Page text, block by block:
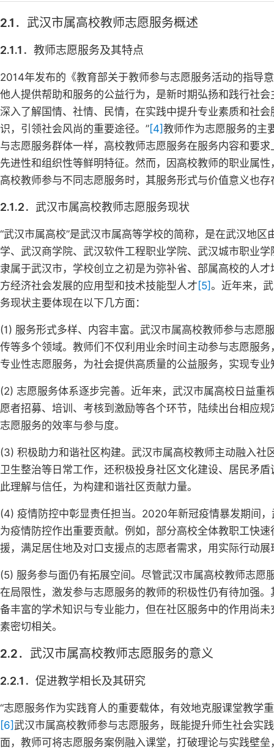
2.1．武汉市属高校教师志愿服务概述
2.1.1．教师志愿服务及其特点
2014年发布的《教育部关于教师参与志愿服务活动的指导
他人提供帮助和服务的公益行为，是新时期弘扬和践行社
深入了解国情、社情、民情，在实践中提升专业素质和社
识，引领社会风尚的重要途径。”[4]教师作为志愿服务的主
与志愿服务群体一样，高校教师志愿服务在服务内容和要
先进性和组织性等鲜明特征。然而，因高校教师的职业属
高校教师参与不同志愿服务时，其服务形式与价值意义也存
2.1.2．武汉市属高校教师志愿服务现状
“武汉市属高校”是武汉市属高等学校的简称，是在武汉地
学、武汉商学院、武汉软件工程职业学院、武汉城市职业
隶属于武汉市，学校创立之初是为弥补省、部属高校的人
方经济社会发展的应用型和技术技能型人才 [5]。近年来，
务现状主要体现在以下几方面：
(1) 服务形式多样、内容丰富。武汉市属高校教师参与志愿
传等多个领域。教师们不仅利用业余时间主动参与志愿服
专业性志愿服务，为社会提供高质量的公益服务，实现专
(2) 志愿服务体系逐步完善。近年来，武汉市属高校日益
愿者招募、培训、考核到激励等各个环节，陆续出台相应
志愿服务的效率与参与度。
(3) 积极助力和谐社区构建。武汉市属高校教师主动融入
卫生整治等日常工作，还积极投身社区文化建设、居民矛
此理解与信任，为构建和谐社区贡献力量。
(4) 疫情防控中彰显责任担当。2020年新冠疫情暴发期间
为疫情防控作出重要贡献。例如，部分高校全体教职工快
援，满足居住地及对口支援点的志愿者需求，用实际行动
(5) 服务参与面仍有拓展空间。尽管武汉市属高校教师志
在局限性，激发参与志愿服务的教师的积极性仍有待加强
备丰富的学术知识与专业能力，但在社区服务中的作用尚
素密切相关。
2.2．武汉市属高校教师志愿服务的意义
2.2.1．促进教学相长及其研究
“志愿服务作为实践育人的重要载体，有效地克服课堂教学
[6] 武汉市属高校教师参与志愿服务，既能提升师生社会实
面，教师可将志愿服务案例融入课堂，打破理论与实践壁